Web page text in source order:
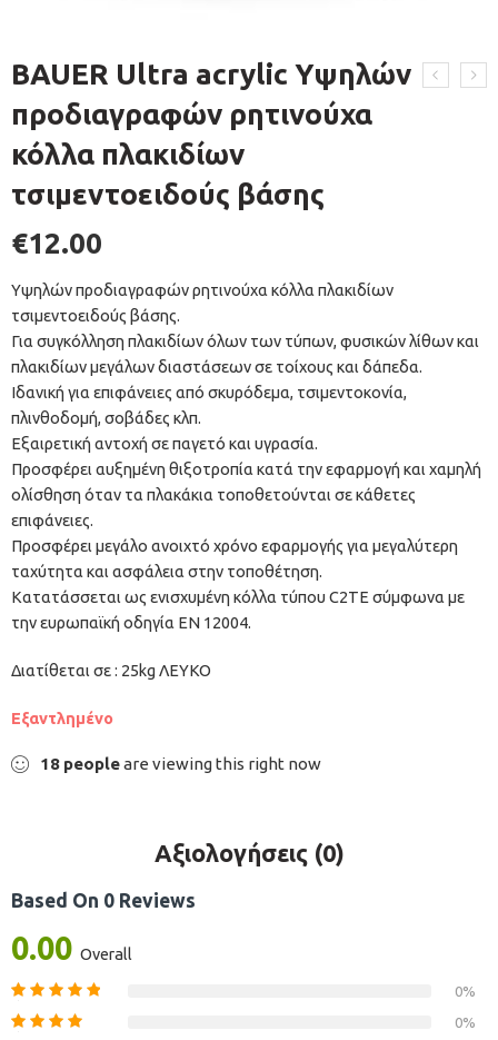
BAUER Ultra acrylic Υψηλών
προδιαγραφών ρητινούχα
κόλλα πλακιδίων
τσιμεντοειδούς βάσης
€12.00
Υψηλών προδιαγραφών ρητινούχα κόλλα πλακιδίων
τσιμεντοειδούς βάσης.
Για συγκόλληση πλακιδίων όλων των τύπων, φυσικών λίθων και
πλακιδίων μεγάλων διαστάσεων σε τοίχους και δάπεδα.
Ιδανική για επιφάνειες από σκυρόδεμα, τσιμεντοκονία,
πλινθοδομή, σοβάδες κλπ.
Εξαιρετική αντοχή σε παγετό και υγρασία.
Προσφέρει αυξημένη θιξοτροπία κατά την εφαρμογή και χαμηλή
ολίσθηση όταν τα πλακάκια τοποθετούνται σε κάθετες
επιφάνειες.
Προσφέρει μεγάλο ανοιχτό χρόνο εφαρμογής για μεγαλύτερη
ταχύτητα και ασφάλεια στην τοποθέτηση.
Κατατάσσεται ως ενισχυμένη κόλλα τύπου C2ΤE σύμφωνα με
την ευρωπαϊκή οδηγία EN 12004.
Διατίθεται σε : 25kg ΛΕΥΚΟ
Εξαντλημένο
18 peopleare viewing this right now
Αξιολογήσεις (0)
Based On 0 Reviews
0.00 Overall
0%
0%